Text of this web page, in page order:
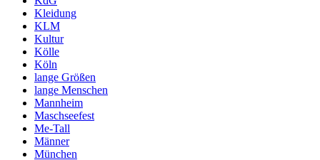
Kleidung
KLM
Kultur
Kölle
Köln
lange Größen
lange Menschen
Mannheim
Maschseefest
Me-Tall
Männer
München